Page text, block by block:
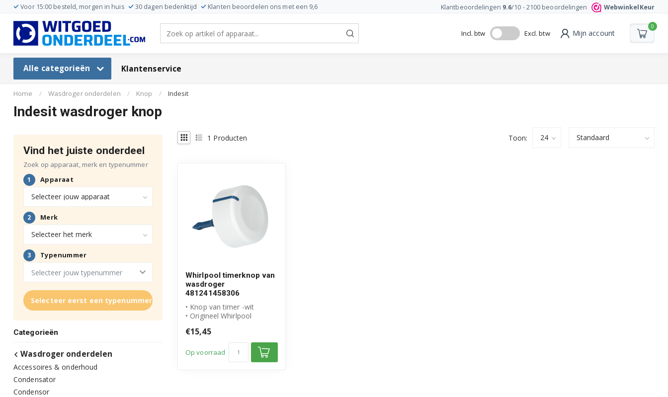
Voor 15:00 besteld, morgen in huis 30 dagen bedenktijd Klanten beoordelen ons met een 9,6 Klantbeoordelingen 9.6/10 -2100 beoordelingen WebwinkelKeur
Incl. btw Excl. btw Mijn account
0
Alle categorieën Klantenservice
Home / Wasdroger onderdelen / Knop / Indesit
Indesit wasdroger knop
Vind het juiste onderdeel
Zoek op apparaat, merk en typenummer
Selecteer eerst een typenummer
Categorieën
Wasdroger onderdelen
Accessoires & onderhoud
Condensator
Condensor
1 Producten Toon:
Whirlpool timerknop van
wasdroger
481241458306
• Knop van timer -wit
• Origineel Whirlpool
• Artikelnummer:
€15,45
Op voorraad